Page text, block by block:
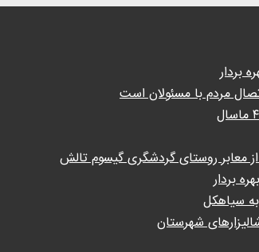
مردم با مسئولان است
سیاهکل